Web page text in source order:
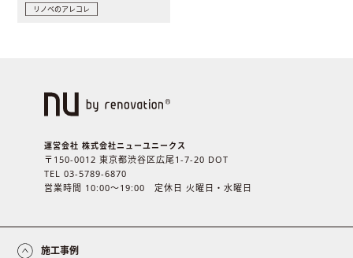
リノベのアレコレ
運営会社 株式会社ニューユニークス
〒150-0012 東京都渋谷区広尾1-7-20 DOT
TEL 03-5789-6870
営業時間 10:00〜19:00 定休日 火曜日・水曜日
施工事例